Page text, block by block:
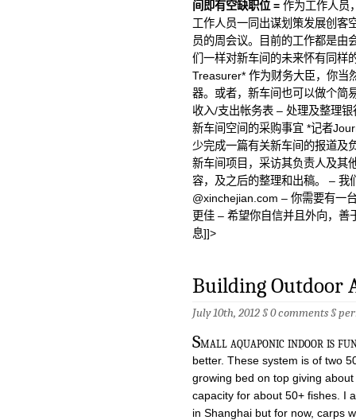
间即有空缺职位 = 作为工作人员
工作人员一同出谋划策发展创客
员的周会议。目前的工作都是由
们一样对新车间的未来怀有同样
Treasurer* 作为财务大臣，你当
器。或者，新车间也可以做个简
收入/支出帐务表 – 处理及整理
新车间空间的采购事宜 *记者
少完成一篇有关新车间的报道及
新车间项目，采访其负责人及其
容，及之后的整理和出稿。 – 我
@xinchejian.com – 你需要有一
更佳 – 希望你自信并且外向，
息]]>
Building Outdoor
July 10th, 2012 §0 comments§
Small aquaponic indoor is
better. These system is of two
growing bed on top giving
capacity for about 50+ fishes. I
in Shanghai but for now, carps